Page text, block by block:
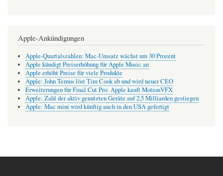
Apple-Ankündigungen
Apple-Quartalszahlen: Mac-Umsatz wächst um 30 Prozent
Apple kündigt Preiserhöhung für Apple Music an
Apple erhöht Preise für viele Produkte
Apple: John Ternus löst Tim Cook ab und wird neuer CEO
Erweiterungen für Final Cut Pro: Apple kauft MotionVFX
Apple: Zahl der aktiv genutzten Geräte auf 2,5 Milliarden gestiegen
Apple: Mac mini wird künftig auch in den USA gefertigt